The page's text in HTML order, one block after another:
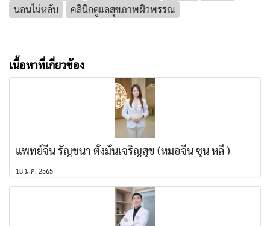
นอนไม่หลับ
คลินิกดูแลสุขภาพผิวพรรณ
เนื้อหาที่เกี่ยวข้อง
แพทย์จีน รัญชนา ตั้งมั่นเจริญสุข (หมอจีน ซุน หลี )
18 ม.ค. 2565